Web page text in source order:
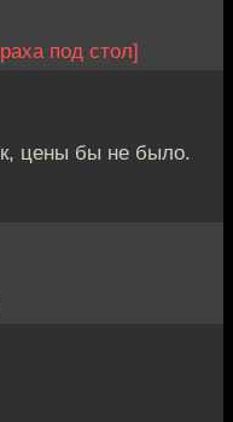
под стол]
цены бы не было.